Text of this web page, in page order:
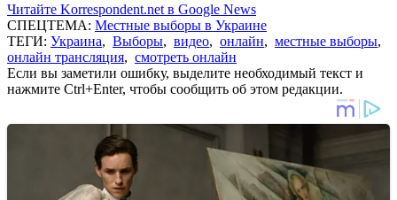
Читайте Korrespondent.net в Google News
СПЕЦТЕМА: Местные выборы в Украине
ТЕГИ: Украина, Выборы, видео, онлайн, местные выборы,
онлайн трансляция, смотреть онлайн
Если вы заметили ошибку, выделите необходимый текст и
нажмите Ctrl+Enter, чтобы сообщить об этом редакции.